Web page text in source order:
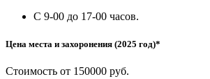
С 9-00 до 17-00 часов.
Цена места и захоронения (2025 год)*
Стоимость от 150000 руб.